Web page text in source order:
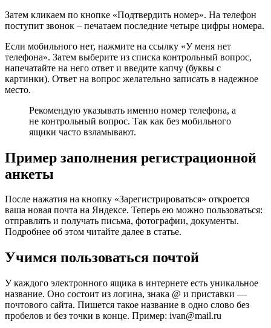
Затем кликаем по кнопке «Подтвердить номер». На телефон
поступит звонок – печатаем последние четыре цифры номера.
Если мобильного нет, нажмите на ссылку «У меня нет
телефона». Затем выберите из списка контрольный вопрос,
напечатайте на него ответ и введите капчу (буквы с
картинки). Ответ на вопрос желательно записать в надежное
место.
Рекомендую указывать именно номер телефона, а
не контрольный вопрос. Так как без мобильного
ящики часто взламывают.
Пример заполнения регистрационной
анкеты
После нажатия на кнопку «Зарегистрироваться» откроется
ваша новая почта на Яндексе. Теперь ею можно пользоваться:
отправлять и получать письма, фотографии, документы.
Подробнее об этом читайте далее в статье.
Учимся пользоваться почтой
У каждого электронного ящика в интернете есть уникальное
название. Оно состоит из логина, знака @ и приставки —
почтового сайта. Пишется такое название в одно слово без
пробелов и без точки в конце. Пример: ivan@mail.ru